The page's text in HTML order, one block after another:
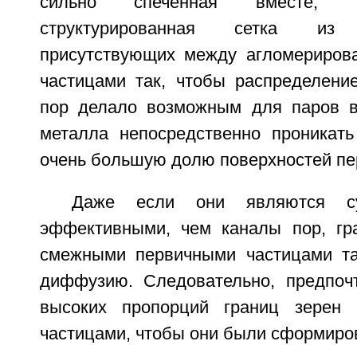
структурированная сетка
присутствующих между
частицами так, чтобы
пор делало возможным для паров
металла непосредственно
очень большую долю поверхностей
Даже если они являются
эффективными, чем каналы пор,
смежными первичными частицами
диффузию. Следовательно,
высоких пропорций границ
частицами, чтобы они были